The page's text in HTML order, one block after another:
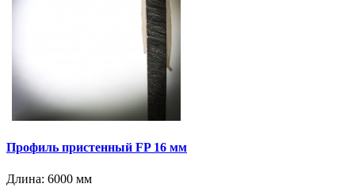
Профиль пристенный FP 16 мм
Длина: 6000 мм